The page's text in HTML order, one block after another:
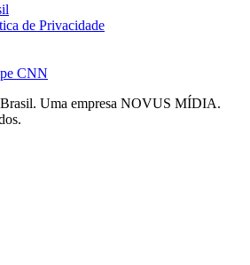
de Privacidade
CNN
Uma empresa NOVUS MÍDIA.